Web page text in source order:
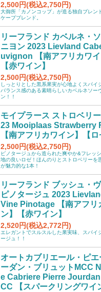
2,500円(税込2,750円)
大御所「カノンコップ」が造る独自ブレン
ケープブレンド。
リーフランド カベルネ・
ニヨン 2023 Lievland
uvignon 【南アフリカワイ
【赤ワイン】
2,500円(税込2,750円)
しっとりとした黒系果実が心地よくスパイ
バランス感のある素晴らしいカベルネソー
ン！！
モイプラース ストロベリ
23 Mooiplaas Strawberry
【南アフリカワイン】【ロ
2,500円(税込2,750円)
ピノタージュから造られた爽やか&フレッ
地の良いロゼ！ほんのりとストロベリーを
が魅力的な1本！
リーフランド ブッシュ・
ピノタージュ 2023
Vine Pinotage 【南アフリ
ン】【赤ワイン】
2,520円(税込2,772円)
エレガントでスルスルした果実味、スパイ
ージュ！！
オートカブリエール・ピエ
ーダン・ブリュットMCC
e Cabriere Pierre
CC 【スパークリングワイ